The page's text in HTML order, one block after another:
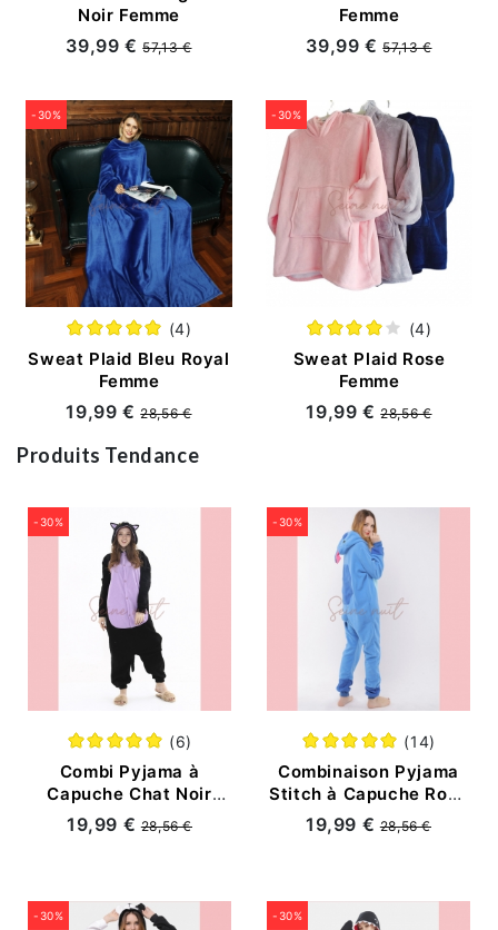
Noir Femme
39,99 €57,13 €
Femme
39,99 €57,13 €
-30%
(4)
Sweat Plaid Bleu Royal
Femme
19,99 €28,56 €
-30%
(4)
Sweat Plaid Rose
Femme
19,99 €28,56 €
Produits Tendance
-30%
(6)
Combi Pyjama à
Capuche Chat Noir
Chat Bleu Violet
Dessin Animé Visage
19,99 €28,56 €
-30%
(14)
Combinaison Pyjama
Stitch à Capuche Rose
Bleu Dessin Animé
19,99 €28,56 €
-30% -30%